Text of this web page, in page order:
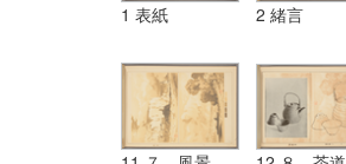
1 表紙 2 緒言